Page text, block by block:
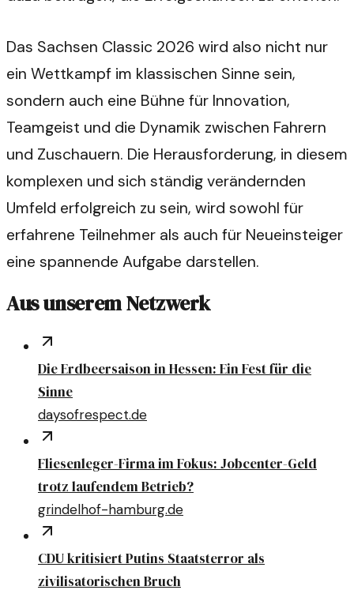
Das Sachsen Classic 2026 wird also nicht nur
ein Wettkampf im klassischen Sinne sein,
sondern auch eine Bühne für Innovation,
Teamgeist und die Dynamik zwischen Fahrern
und Zuschauern. Die Herausforderung, in diesem
komplexen und sich ständig verändernden
Umfeld erfolgreich zu sein, wird sowohl für
erfahrene Teilnehmer als auch für Neueinsteiger
eine spannende Aufgabe darstellen.
Aus unserem Netzwerk
Die Erdbeersaison in Hessen: Ein Fest für die
Sinne
daysofrespect.de
Fliesenleger-Firma im Fokus: Jobcenter-Geld
trotz laufendem Betrieb?
grindelhof-hamburg.de
CDU kritisiert Putins Staatsterror als
zivilisatorischen Bruch